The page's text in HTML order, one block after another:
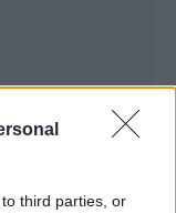
third parties, or